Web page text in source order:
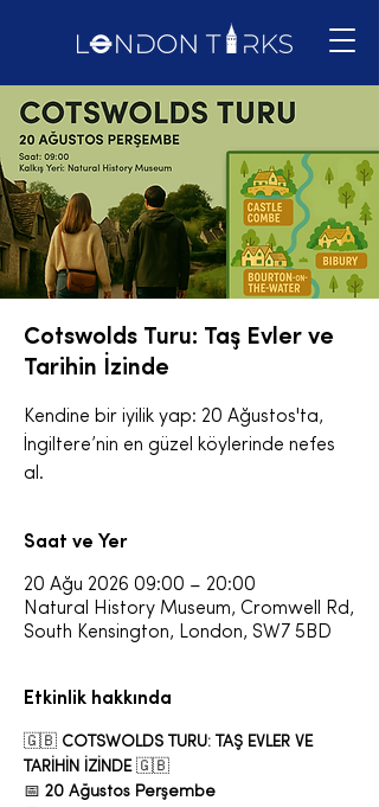
Cotswolds Turu: Taş Evler ve
Tarihin İzinde
Kendine bir iyilik yap: 20 Ağustos'ta,
İngiltere’nin en güzel köylerinde nefes
al.
Saat ve Yer
20 Ağu 2026 09:00 – 20:00
Natural History Museum, Cromwell Rd,
South Kensington, London, SW7 5BD
Etkinlik hakkında
🇬🇧 COTSWOLDS TURU: TAŞ EVLER VE
TARİHİN İZİNDE 🇬🇧
📅 20 Ağustos Perşembe